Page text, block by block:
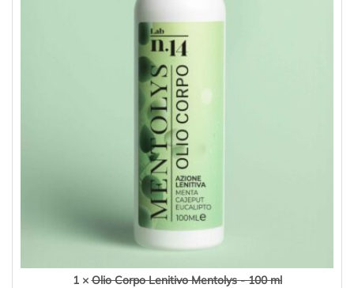
1 ×Olio Corpo Lenitivo Mentolys - 100 ml